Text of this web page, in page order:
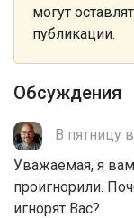
могут
публикации.
Обсуждения
В пятницу
Уважаемая, я
проигнорили.
игнорят Вас?